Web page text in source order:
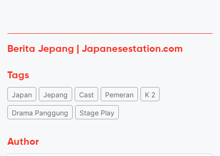
Berita Jepang | Japanesestation.com
Tags
Japan Jepang Cast Pemeran K 2
Drama Panggung Stage Play
Author